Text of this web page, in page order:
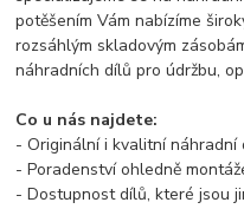
potěšením Vám nabízíme
rozsáhlým skladovým
náhradních dílů pro údržbu,
Co u nás najdete:
- Originální i kvalitní náhradní
- Poradenství ohledně
- Dostupnost dílů, které jsou